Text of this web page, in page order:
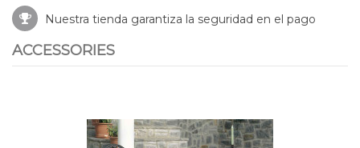
Nuestra tienda garantiza la seguridad en el pago
ACCESSORIES